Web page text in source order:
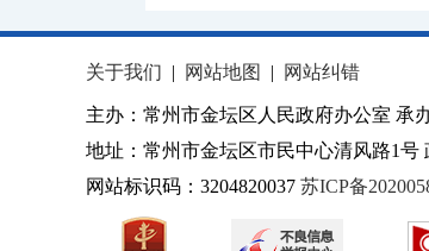
关于我们 | 网站地图 | 网站纠错
主办：常州市金坛区人民政府办公室 承
地址：常州市金坛区市民中心清风路1号
网站标识码：3204820037 苏ICP备